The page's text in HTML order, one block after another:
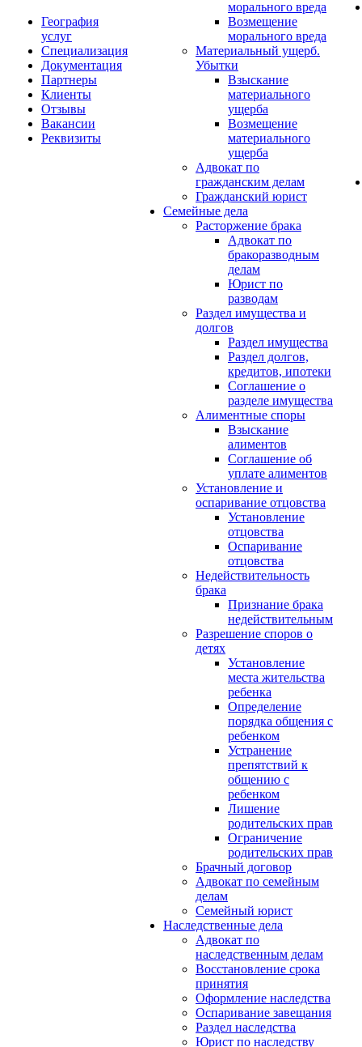
География
услуг
Специализация
Документация
Партнеры
Клиенты
Отзывы
Вакансии
Реквизиты
морального вреда
Возмещение
морального вреда
Материальный ущерб.
Убытки
Взыскание
материального
ущерба
Возмещение
материального
ущерба
Адвокат по
гражданским делам
Гражданский юрист
Семейные дела
Расторжение брака
Адвокат по
бракоразводным
делам
Юрист по
разводам
Раздел имущества и
долгов
Раздел имущества
Раздел долгов,
кредитов, ипотеки
Соглашение о
разделе имущества
Алиментные споры
Взыскание
алиментов
Соглашение об
уплате алиментов
Установление и
оспаривание отцовства
Установление
отцовства
Оспаривание
отцовства
Недействительность
брака
Признание брака
недействительным
Разрешение споров о
детях
Установление
места жительства
ребенка
Определение
порядка общения с
ребенком
Устранение
препятствий к
общению с
ребенком
Лишение
родительских прав
Ограничение
родительских прав
Брачный договор
Адвокат по семейным
делам
Семейный юрист
Наследственные дела
Адвокат по
наследственным делам
Восстановление срока
принятия
Оформление наследства
Оспаривание завещания
Раздел наследства
Юрист по наследству